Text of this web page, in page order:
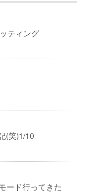
ティング
(笑)1/10
ード行ってきた